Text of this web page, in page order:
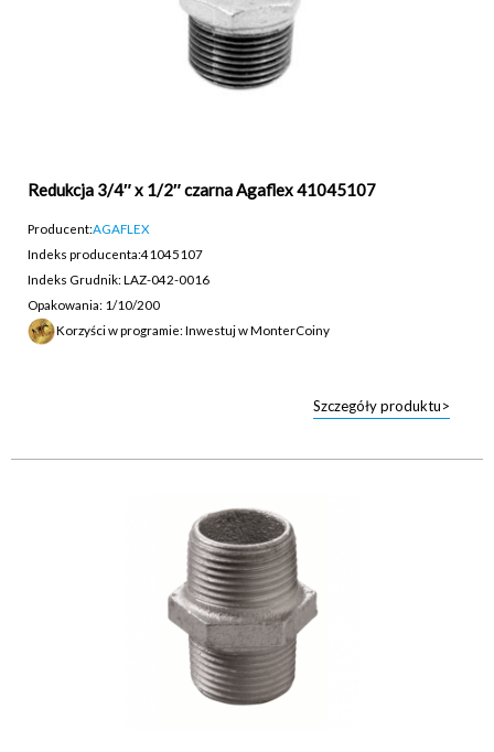
Redukcja 3/4″ x 1/2″ czarna Agaflex 41045107
Producent:AGAFLEX
Indeks producenta:41045107
Indeks Grudnik: LAZ-042-0016
Opakowania: 1/10/200
Korzyści w programie: Inwestuj w MonterCoiny
Szczegóły produktu>